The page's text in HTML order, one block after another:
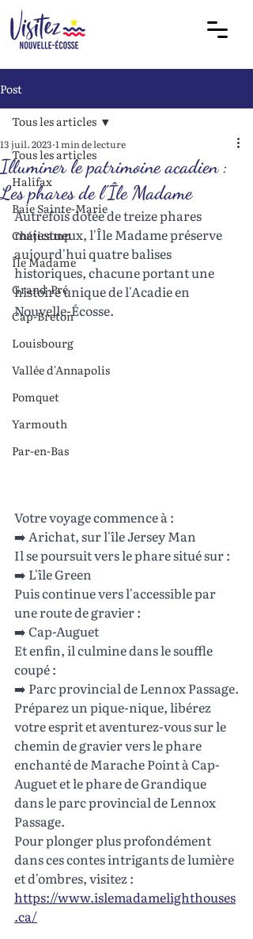
Post
Tous les articles
Halifax
Baie Sainte-Marie
Chéticamp
Île Madame
Grand-Pré
Cap-Breton
Louisbourg
Vallée d'Annapolis
Pomquet
Yarmouth
Par-en-Bas
Tous les articles
Illuminer le patrimoine acadien :
Les phares de l'Île Madame
13 juil. 2023 1 min de lecture
Autrefois dotée de treize phares
majestueux, l'Île Madame préserve
aujourd'hui quatre balises
historiques, chacune portant une
histoire unique de l'Acadie en
Nouvelle-Écosse.
Votre voyage commence à :
➡️ Arichat, sur l'île Jersey Man
Il se poursuit vers le phare situé sur :
➡️ L'île Green
Puis continue vers l'accessible par
une route de gravier :
➡️ Cap-Auguet
Et enfin, il culmine dans le souffle
coupé :
➡️ Parc provincial de Lennox Passage.
Préparez un pique-nique, libérez
votre esprit et aventurez-vous sur le
chemin de gravier vers le phare
enchanté de Marache Point à Cap-
Auguet et le phare de Grandique
dans le parc provincial de Lennox
Passage.
Pour plonger plus profondément
dans ces contes intrigants de lumière
et d'ombres, visitez :
https://www.islemadamelighthouses
.ca/